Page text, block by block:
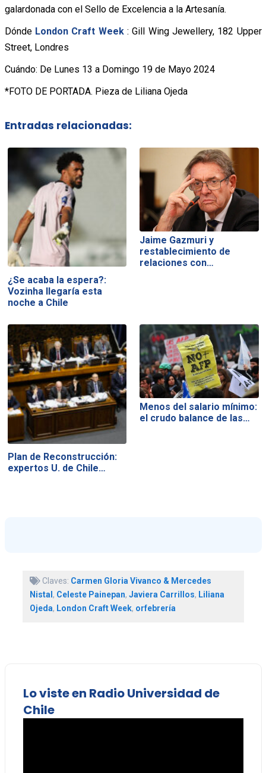
galardonada con el Sello de Excelencia a la Artesanía.
Dónde London Craft Week : Gill Wing Jewellery, 182 Upper
Street, Londres
Cuándo: De Lunes 13 a Domingo 19 de Mayo 2024
*FOTO DE PORTADA. Pieza de Liliana Ojeda
Entradas relacionadas:
¿Se acaba la espera?:
Vozinha llegaría esta
noche a Chile
Jaime Gazmuri y
restablecimiento de
relaciones con…
Plan de Reconstrucción:
expertos U. de Chile…
Menos del salario mínimo:
el crudo balance de las…
Claves: Carmen Gloria Vivanco & Mercedes
Nistal, Celeste Painepan, Javiera Carrillos, Liliana
Ojeda, London Craft Week, orfebrería
Lo viste en Radio Universidad de
Chile